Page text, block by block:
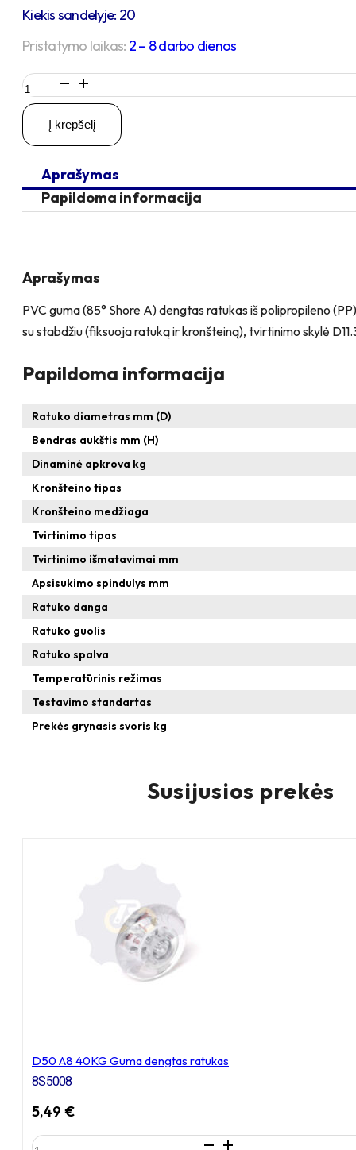
Kiekis sandelyje: 20
Pristatymo laikas: 2 – 8 darbo dienos
produkto
kiekis:
D50
40KG
ratukas
su
stabdžiu,
M8,
M10
Į krepšelį
Aprašymas
Papildoma informacija
Aprašymas
PVC guma (85° Shore A) dengtas ratukas iš polipropileno
su stabdžiu (fiksuoja ratuką ir kronšteiną), tvirtinimo skylė
Papildoma informacija
Ratuko diametras mm (D)
Bendras aukštis mm (H)
Dinaminė apkrova kg
Kronšteino tipas
Kronšteino medžiaga
Tvirtinimo tipas
Tvirtinimo išmatavimai mm
Apsisukimo spindulys mm
Ratuko danga
Ratuko guolis
Ratuko spalva
Temperatūrinis režimas
Testavimo standartas
Prekės grynasis svoris kg
Susijusios prekės
D50 A8 40KG Guma dengtas ratukas
8S5008
5,49 €
produkto